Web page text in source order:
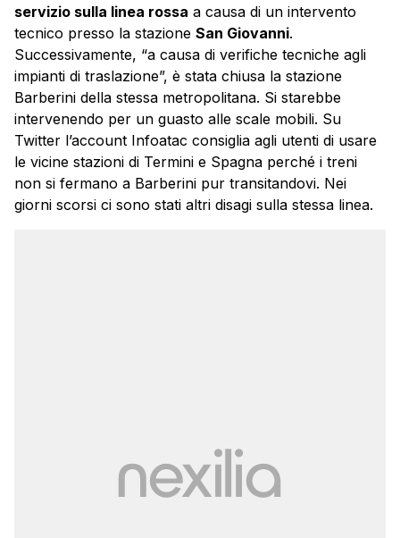
servizio sulla linea rossa a causa di un intervento
tecnico presso la stazione San Giovanni.
Successivamente, “a causa di verifiche tecniche agli
impianti di traslazione”, è stata chiusa la stazione
Barberini della stessa metropolitana. Si starebbe
intervenendo per un guasto alle scale mobili. Su
Twitter l’account Infoatac consiglia agli utenti di usare
le vicine stazioni di Termini e Spagna perché i treni
non si fermano a Barberini pur transitandovi. Nei
giorni scorsi ci sono stati altri disagi sulla stessa linea.